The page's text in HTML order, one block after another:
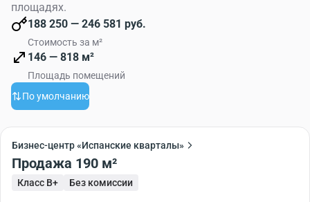
площадях.
188 250 — 246 581 руб.
Стоимость за м²
146 — 818 м²
Площадь помещений
По умолчанию
Бизнес-центр «Испанские кварталы»
Продажа 190 м²
Класс B+ Без комиссии